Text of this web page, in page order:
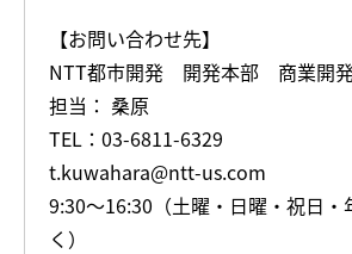
【お問い合わせ先】
NTT都市開発 開発本部 商業開
担当： 桑原
TEL：03-6811-6329
t.kuwahara@ntt-us.com
9:30～16:30（土曜・日曜・祝日・
く）